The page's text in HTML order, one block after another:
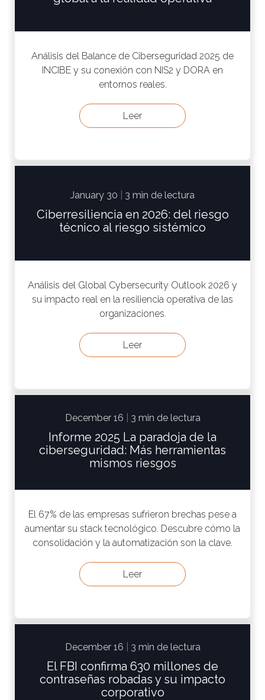
Análisis del Balance de Ciberseguridad 2025 de
INCIBE y su conexión con NIS2 y DORA en
entornos reales.
Leer
January 30 3 min de lectura
Ciberresiliencia en 2026: del riesgo
técnico al riesgo sistémico
Análisis del Global Cybersecurity Outlook 2026 y
su impacto real en la resiliencia operativa de las
organizaciones.
Leer
December 16 3 min de lectura
Informe 2025 La paradoja de la
ciberseguridad: Más herramientas
mismos riesgos
El 67% de las empresas sufrieron brechas pese a
aumentar su stack tecnológico. Descubre cómo la
consolidación y la automatización son la clave.
Leer
December 16 3 min de lectura
El FBI confirma 630 millones de
contraseñas robadas y su impacto
corporativo